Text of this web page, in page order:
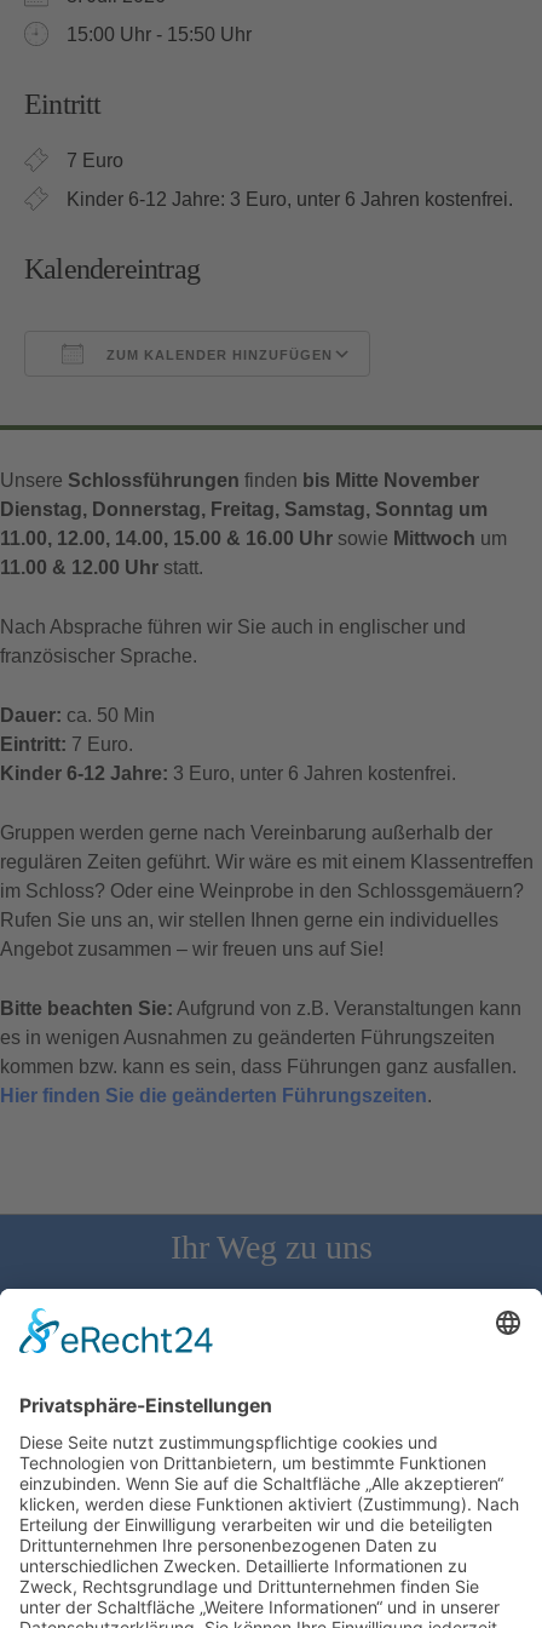
15:00 Uhr - 15:50 Uhr
Eintritt
7 Euro
Kinder 6-12 Jahre: 3 Euro, unter 6 Jahren kostenfrei.
Kalendereintrag
ZUM KALENDER HINZUFÜGEN
Unsere Schlossführungen finden bis Mitte November
Dienstag, Donnerstag, Freitag, Samstag, Sonntag um
11.00, 12.00, 14.00, 15.00 & 16.00 Uhr sowie Mittwoch um
11.00 & 12.00 Uhr statt.
Nach Absprache führen wir Sie auch in englischer und
französischer Sprache.
Dauer: ca. 50 Min
Eintritt: 7 Euro.
Kinder 6-12 Jahre: 3 Euro, unter 6 Jahren kostenfrei.
Gruppen werden gerne nach Vereinbarung außerhalb der
regulären Zeiten geführt. Wir wäre es mit einem Klassentreffen
im Schloss? Oder eine Weinprobe in den Schlossgemäuern?
Rufen Sie uns an, wir stellen Ihnen gerne ein individuelles
Angebot zusammen – wir freuen uns auf Sie!
Bitte beachten Sie: Aufgrund von z.B. Veranstaltungen kann
es in wenigen Ausnahmen zu geänderten Führungszeiten
kommen bzw. kann es sein, dass Führungen ganz ausfallen.
Hier finden Sie die geänderten Führungszeiten.
Ihr Weg zu uns
Schloss Bürgeln, 79418 Schliengen | Telefon: 07626/237 | E-
Mail: direktion@schlossbuergeln.de
Wir benötigen Ihre Zustimmung, um den
Google Maps-Service zu laden!
Wir verwenden einen Service eines
Drittanbieters, um Karteninhalte einzubetten.
Dieser Service kann Daten zu Ihren Aktivitäten
sammeln. Bitte lesen Sie die Details durch und
stimmen Sie der Nutzung des Service zu, um